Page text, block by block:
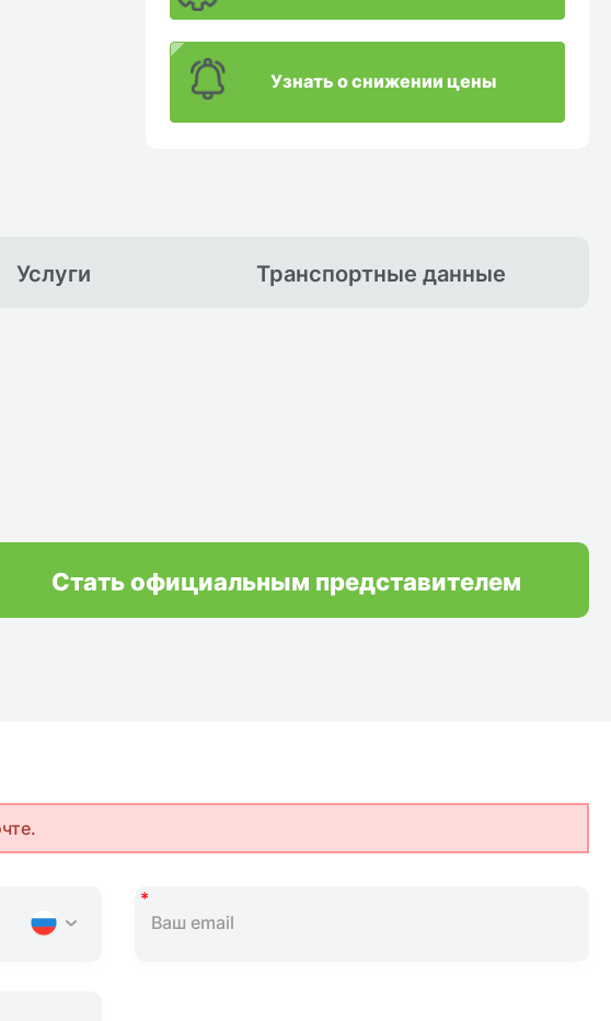
Узнать о снижении цены
Услуги Транспортные данные
Стать официальным представителем